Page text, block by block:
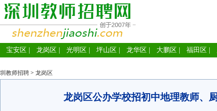
宝安区 龙岗区 光明区 坪山区 龙华区 大鹏区 福田区
圳教师招聘 > 龙岗区
龙岗区公办学校招初中地理教师、